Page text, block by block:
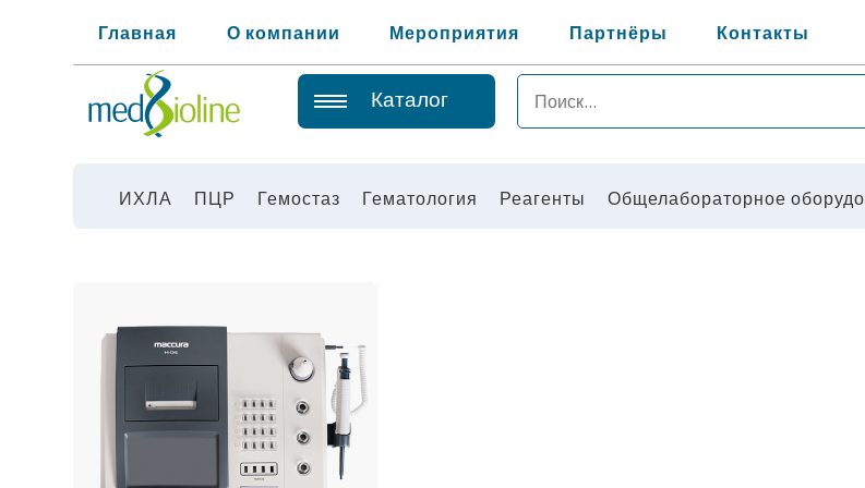
Главная О компании Мероприятия Партнёры Контакты
Каталог
ИХЛА ПЦР Гемостаз Гематология Реагенты Общелабораторное
ГЕМОСТАЗ
ОБЩЕЛАБОРАТОРНОЕ
ОБОРУДОВАНИЕ